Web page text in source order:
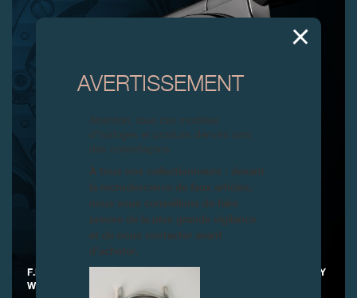
F.P.JOURNE PRÉSENTE LE CHRONOMÈTRE FURTIF BLEU ONLY
WATCH 2024
AVERTISSEMENT
À tous nos collectionneurs : devant
la recrudescence de faux articles,
nous vous conseillons de faire
preuve de la plus grande vigilance
et de nous contacter avant
d’acheter.